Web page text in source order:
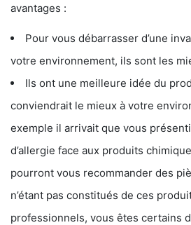
avantages :
Pour vous débarrasser d’une
votre environnement, ils sont les
Ils ont une meilleure idée du
conviendrait le mieux à votre
exemple il arrivait que vous
d’allergie face aux produits
pourront vous recommander des
n’étant pas constitués de ces
professionnels, vous êtes certains